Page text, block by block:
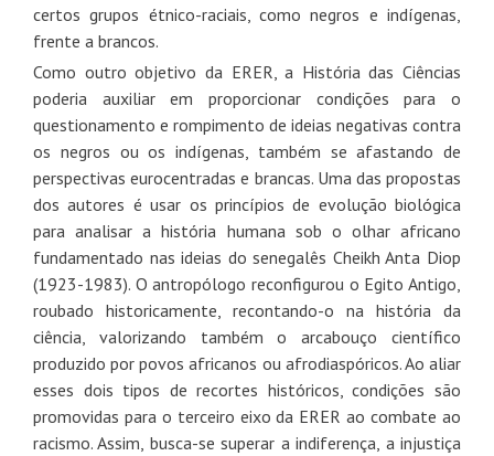
certos grupos étnico-raciais, como negros e indígenas,
frente a brancos.
Como outro objetivo da ERER, a História das Ciências
poderia auxiliar em proporcionar condições para o
questionamento e rompimento de ideias negativas contra
os negros ou os indígenas, também se afastando de
perspectivas eurocentradas e brancas. Uma das propostas
dos autores é usar os princípios de evolução biológica
para analisar a história humana sob o olhar africano
fundamentado nas ideias do senegalês Cheikh Anta Diop
(1923-1983). O antropólogo reconfigurou o Egito Antigo,
roubado historicamente, recontando-o na história da
ciência, valorizando também o arcabouço científico
produzido por povos africanos ou afrodiaspóricos. Ao aliar
esses dois tipos de recortes históricos, condições são
promovidas para o terceiro eixo da ERER ao combate ao
racismo. Assim, busca-se superar a indiferença, a injustiça